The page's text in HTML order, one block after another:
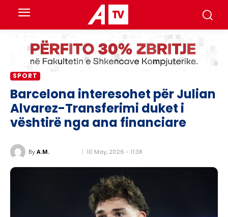
SPORT
Barcelona interesohet për Julian
Alvarez-Transferimi duket i
vështirë nga ana financiare
By A.M. 10 May, 2026 - 11:38